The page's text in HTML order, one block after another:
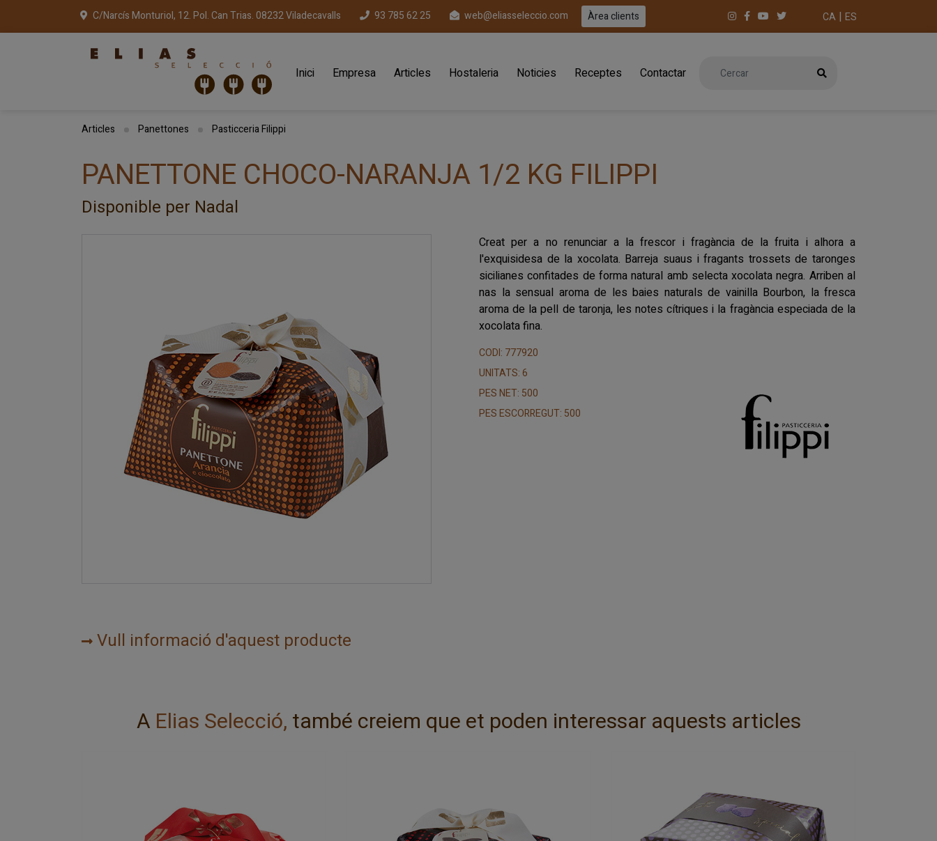
C/Narcís Monturiol, 12. Pol. Can Trias. 08232 Viladecavalls 93 785 62 25 web@eliasseleccio.com Àrea clients CA | ES
Inici Empresa Articles Hostaleria Noticies Receptes Contactar
Articles Panettones Pasticceria Filippi
PANETTONE CHOCO-NARANJA 1/2 KG FILIPPI
Disponible per Nadal
Creat per a no renunciar a la frescor i fragància de la fruita i alhora a
l'exquisidesa de la xocolata. Barreja suaus i fragants trossets de taronges
sicilianes confitades de forma natural amb selecta xocolata negra. Arriben al
nas la sensual aroma de les baies naturals de vainilla Bourbon, la fresca
aroma de la pell de taronja, les notes cítriques i la fragància especiada de la
xocolata fina.
CODI: 777920
UNITATS: 6
PES NET: 500
PES ESCORREGUT: 500
Vull informació d'aquest producte
A Elias Selecció, també creiem que et poden interessar aquests articles